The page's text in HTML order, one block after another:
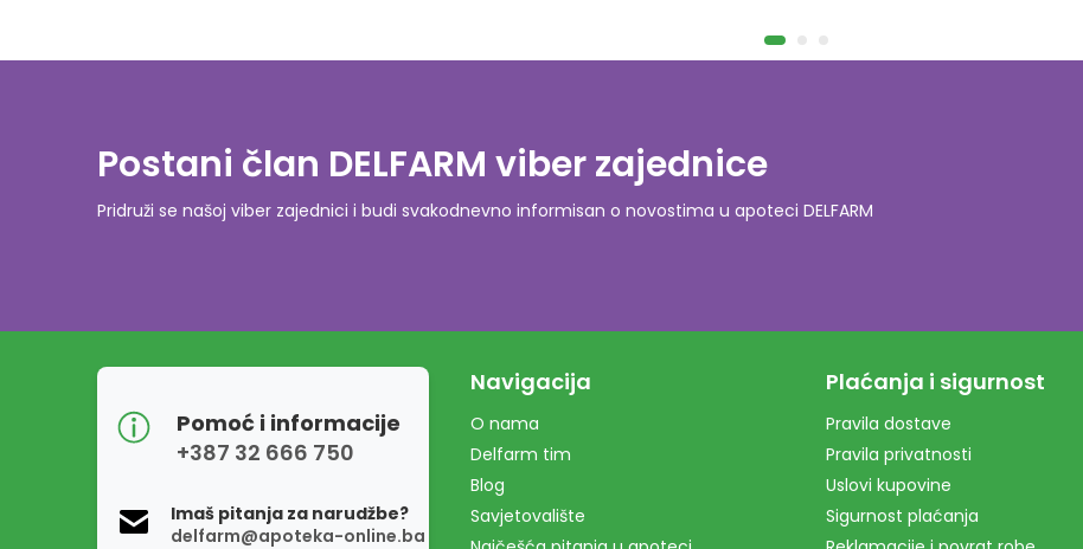
Postani član DELFARM viber zajednice
Pridruži se našoj viber zajednici i budi svakodnevno informisan o novostima u apoteci DELFARM
Pomoć i informacije
+387 32 666 750
Imaš pitanja za narudžbe?
delfarm@apoteka-online.ba
Navigacija
O nama
Delfarm tim
Blog
Savjetovalište
Plaćanja i sigurnost
Pravila dostave
Pravila privatnosti
Uslovi kupovine
Sigurnost plaćanja